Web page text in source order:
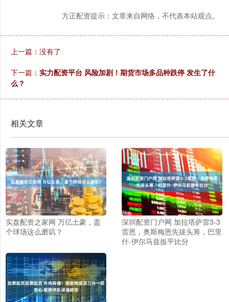
方正配资提示：文章来自网络，不代表本站观点。
上一篇：没有了
下一篇： 实力配资平台 风险加剧！期货市场多品种跌停 发生了什
么？
相关文章
实盘配资之家网 万亿土豪，盖
个球场这么磨叽？
深圳配资门户网 加拉塔萨雷3-3
雷恩，奥斯梅恩先拔头筹，巴里
什-伊尔马兹扳平比分